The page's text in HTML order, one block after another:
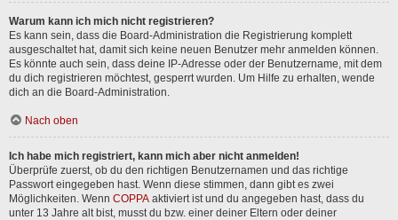
Warum kann ich mich nicht registrieren?
Es kann sein, dass die Board-Administration die Registrierung komplett
ausgeschaltet hat, damit sich keine neuen Benutzer mehr anmelden können.
Es könnte auch sein, dass deine IP-Adresse oder der Benutzername, mit dem
du dich registrieren möchtest, gesperrt wurden. Um Hilfe zu erhalten, wende
dich an die Board-Administration.
Nach oben
Ich habe mich registriert, kann mich aber nicht anmelden!
Überprüfe zuerst, ob du den richtigen Benutzernamen und das richtige
Passwort eingegeben hast. Wenn diese stimmen, dann gibt es zwei
Möglichkeiten. Wenn COPPA aktiviert ist und du angegeben hast, dass du
unter 13 Jahre alt bist, musst du bzw. einer deiner Eltern oder deiner